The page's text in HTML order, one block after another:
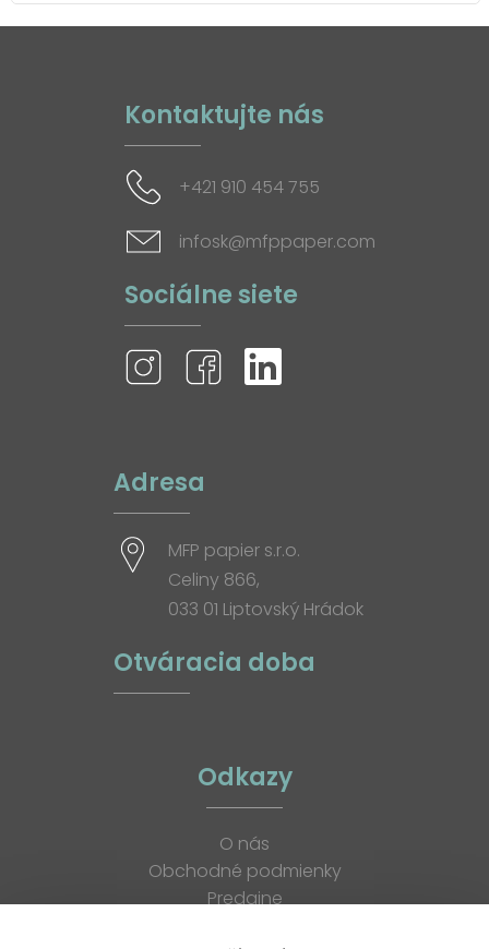
Kontaktujte nás
+421 910 454 755
infosk@mfppaper.com
Sociálne siete
Adresa
MFP papier s.r.o.
Celiny 866,
033 01 Liptovský Hrádok
Otváracia doba
Odkazy
O nás
Obchodné podmienky
Predajne